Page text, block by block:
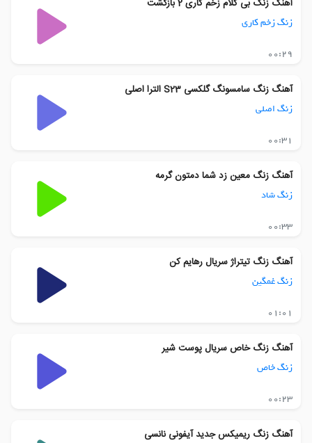
آهنگ زنگ بی کلام زخم کاری 2 بازگشت
زنگ زخم کاری
00:29
آهنگ زنگ سامسونگ گلکسی S23 الترا اصلی
زنگ اصلی
00:31
آهنگ زنگ معین زد شما دمتون گرمه
زنگ شاد
00:33
آهنگ زنگ تیتراژ سریال رهایم کن
زنگ غمگین
01:01
آهنگ زنگ خاص سریال پوست شیر
زنگ خاص
00:23
آهنگ زنگ ریمیکس جدید آیفونی نانسی